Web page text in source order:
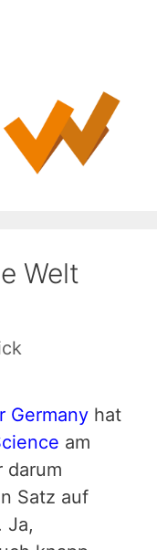
Welt
Germany hat
am
darum
Satz auf
Ja,